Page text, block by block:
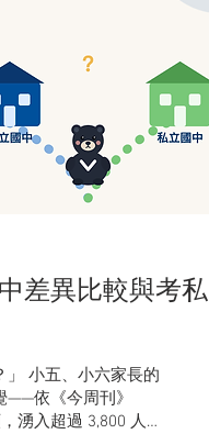
前的暑假（有些從
多以數學和英語為
軸），也有加上
差異比較與考私
」 小五、小六家長的
——依《今周刊》
湧入超過 3,800 人